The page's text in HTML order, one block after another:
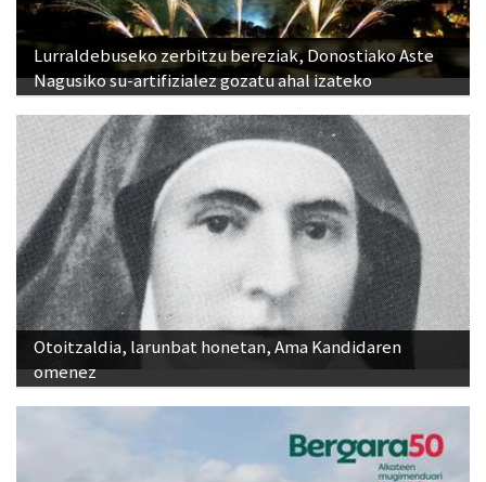
Lurraldebuseko zerbitzu bereziak, Donostiako Aste
Nagusiko su-artifizialez gozatu ahal izateko
Otoitzaldia, larunbat honetan, Ama Kandidaren
omenez